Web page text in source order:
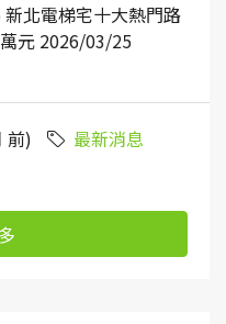
北電梯宅十大熱門路
元 2026/03/25
前)
最新消息